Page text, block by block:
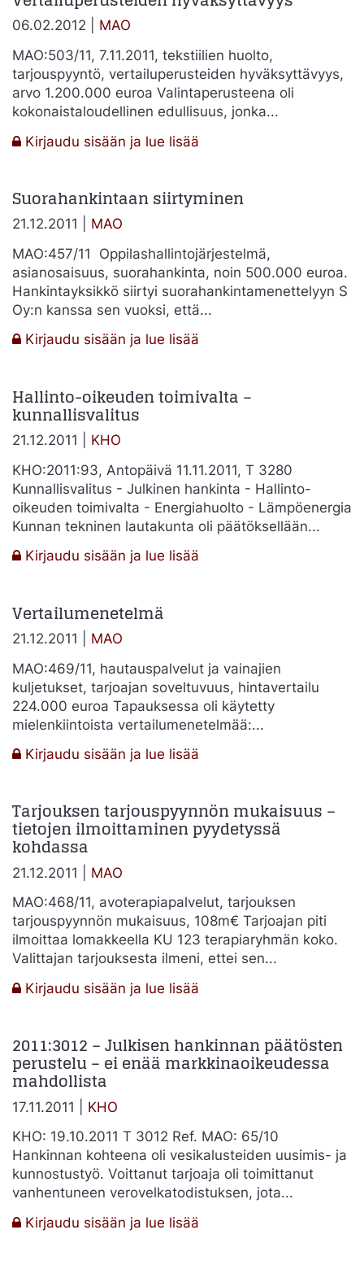
ilmoittaminen
06.02.2012 | MAO
MAO:503/11, 7.11.2011, tekstiilien huolto,
tarjouspyyntö, vertailuperusteiden hyväksyttävyys,
arvo 1.200.000 euroa Valintaperusteena oli
kokonaistaloudellinen edullisuus, jonka...
Kirjaudu sisään ja lue lisää
Suorahankintaan siirtyminen
21.12.2011 | MAO
MAO:457/11 Oppilashallintojärjestelmä,
asianosaisuus, suorahankinta, noin 500.000 euroa.
Hankintayksikkö siirtyi suorahankintamenettelyyn S
Oy:n kanssa sen vuoksi, että...
Kirjaudu sisään ja lue lisää
Hallinto-oikeuden toimivalta –
kunnallisvalitus
21.12.2011 | KHO
KHO:2011:93, Antopäivä 11.11.2011, T 3280
Kunnallisvalitus - Julkinen hankinta - Hallinto-
oikeuden toimivalta - Energiahuolto - Lämpöenergia
Kunnan tekninen lautakunta oli päätöksellään...
Kirjaudu sisään ja lue lisää
Vertailumenetelmä
21.12.2011 | MAO
MAO:469/11, hautauspalvelut ja vainajien
kuljetukset, tarjoajan soveltuvuus, hintavertailu
224.000 euroa Tapauksessa oli käytetty
mielenkiintoista vertailumenetelmää:...
Kirjaudu sisään ja lue lisää
Tarjouksen tarjouspyynnön mukaisuus –
tietojen ilmoittaminen pyydetyssä
kohdassa
21.12.2011 | MAO
MAO:468/11, avoterapiapalvelut, tarjouksen
tarjouspyynnön mukaisuus, 108m€ Tarjoajan piti
ilmoittaa lomakkeella KU 123 terapiaryhmän koko.
Valittajan tarjouksesta ilmeni, ettei sen...
Kirjaudu sisään ja lue lisää
mukaisuus
–
kohdassa
2011:3012 – Julkisen hankinnan päätösten
perustelu – ei enää markkinaoikeudessa
mahdollista
17.11.2011 | KHO
KHO: 19.10.2011 T 3012 Ref. MAO: 65/10
Hankinnan kohteena oli vesikalusteiden uusimis- ja
kunnostustyö. Voittanut tarjoaja oli toimittanut
vanhentuneen verovelkatodistuksen, jota...
Kirjaudu sisään ja lue lisää